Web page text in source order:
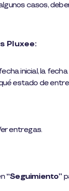
casos,
Pluxee:
inicial, la fecha
estado de
entregas.
“Seguimiento”